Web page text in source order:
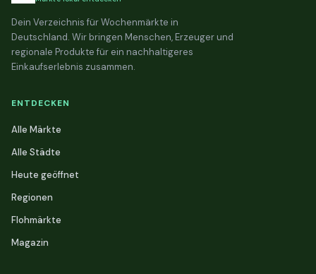
Dein Verzeichnis für Wochenmärkte in
Deutschland. Wir bringen Menschen, Erzeuger und
regionale Produkte für ein nachhaltigeres
Einkaufserlebnis zusammen.
ENTDECKEN
Alle Märkte
Alle Städte
Heute geöffnet
Regionen
Flohmärkte
Magazin